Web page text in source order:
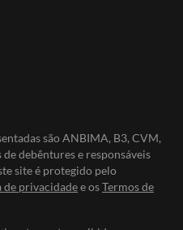
são ANBIMA, B3, CVM,
debêntures e responsáveis
site é protegido pelo
de privacidadee osTermos de